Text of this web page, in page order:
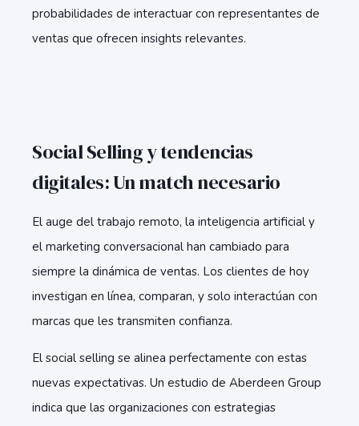
probabilidades de interactuar con representantes de
ventas que ofrecen insights relevantes.
Social Selling y tendencias
digitales: Un match necesario
El auge del trabajo remoto, la inteligencia artificial y
el marketing conversacional han cambiado para
siempre la dinámica de ventas. Los clientes de hoy
investigan en línea, comparan, y solo interactúan con
marcas que les transmiten confianza.
El social selling se alinea perfectamente con estas
nuevas expectativas. Un estudio de Aberdeen Group
indica que las organizaciones con estrategias